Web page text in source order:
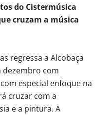
do Cistermúsica
cruzam a música
regressa a Alcobaça
dezembro com
especial enfoque na
cruzar com a
e a pintura. A